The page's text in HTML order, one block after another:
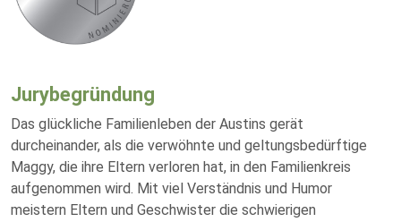
Jurybegründung
Das glückliche Familienleben der Austins gerät
durcheinander, als die verwöhnte und geltungsbedürftige
Maggy, die ihre Eltern verloren hat, in den Familienkreis
aufgenommen wird. Mit viel Verständnis und Humor
meistern Eltern und Geschwister die schwierigen